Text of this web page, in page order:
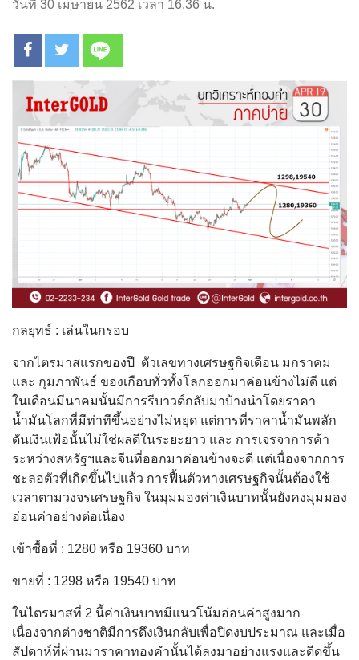
วันที่ 30 เมษายน 2562 เวลา 16.36 น.
กลยุทธ์ : เล่นในกรอบ
จากไตรมาสแรกของปี ตัวเลขทางเศรษฐกิจเดือน มกราคม
และ กุมภาพันธ์ ของเกือบทั่วทั้งโลกออกมาค่อนข้างไม่ดี แต่
ในเดือนมีนาคมนั้นมีการรีบาวด์กลับมาบ้างนำโดยราคา
น้ำมันโลกที่มีท่าทีขึ้นอย่างไม่หยุด แต่การที่ราคาน้ำมันพลัก
ดันเงินเฟ้อนั้นไม่ใช่ผลดีในระยะยาว และ การเจรจาการค้า
ระหว่างสหรัฐฯและจีนที่ออกมาค่อนข้างจะดี แต่เนื่องจากการ
ชะลอตัวที่เกิดขึ้นไปแล้ว การฟื้นตัวทางเศรษฐกิจนั้นต้องใช้
เวลาตามวงจรเศรษฐกิจ ในมุมมองค่าเงินบาทนั้นยังคงมุมมอง
อ่อนค่าอย่างต่อเนื่อง
เข้าซื้อที่ : 1280 หรือ 19360 บาท
ขายที่ : 1298 หรือ 19540 บาท
ในไตรมาสที่ 2 นี้ค่าเงินบาทมีแนวโน้มอ่อนค่าสูงมาก
เนื่องจากต่างชาติมีการดึงเงินกลับเพื่อปิดงบประมาณ และเมื่อ
สัปดาห์ที่ผ่านมาราคาทองคำนั้นได้ลงมาอย่างแรงและดีดขึ้น